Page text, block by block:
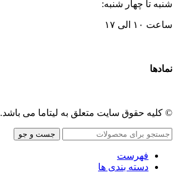
شنبه تا چهار شنبه:
ساعت ۱۰ الی ۱۷
نمادها
© کلیه حقوق سایت متعلق به لیتاما می باشد.
جست و جو
فهرست
دسته بندی ها